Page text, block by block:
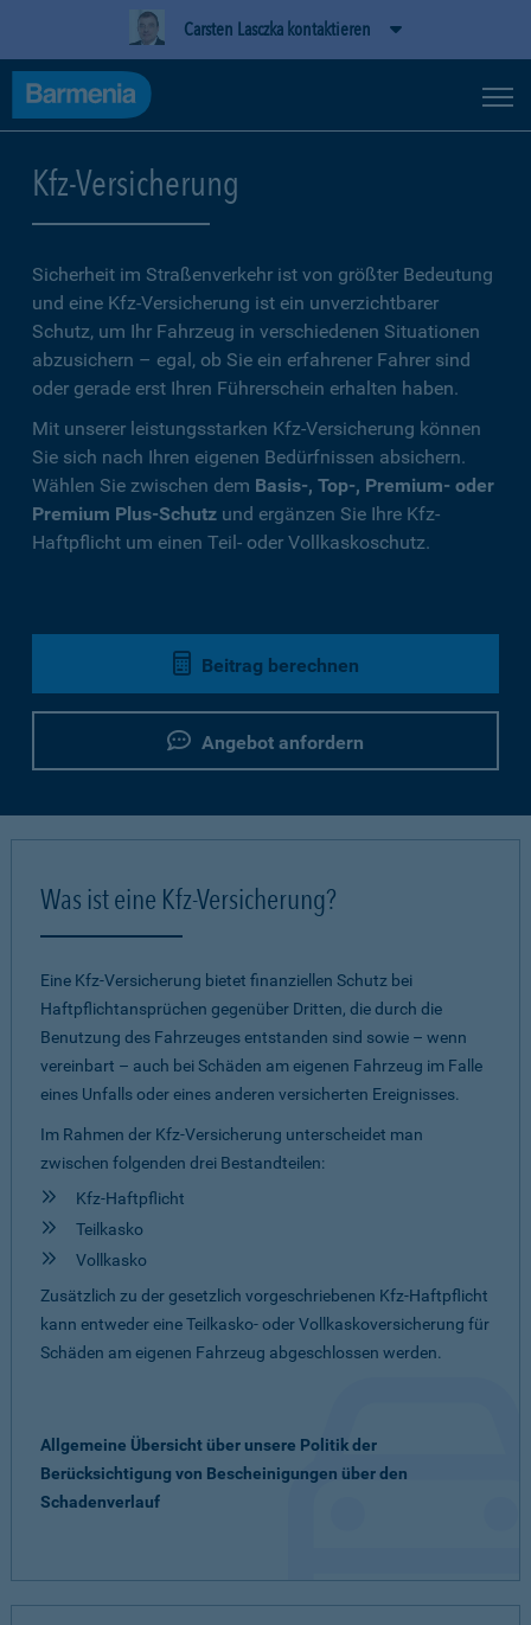
Carsten Lasczka kontaktieren
Kfz-Versicherung
Sicherheit im Straßenverkehr ist von größter Bedeutung
und eine Kfz-Versicherung ist ein unverzichtbarer
Schutz, um Ihr Fahrzeug in verschiedenen Situationen
abzusichern – egal, ob Sie ein erfahrener Fahrer sind
oder gerade erst Ihren Führerschein erhalten haben.
Mit unserer leistungsstarken Kfz-Versicherung können
Sie sich nach Ihren eigenen Bedürfnissen absichern.
Wählen Sie zwischen dem Basis-, Top-, Premium- oder
Premium Plus-Schutz und ergänzen Sie Ihre Kfz-
Haftpflicht um einen Teil- oder Vollkaskoschutz.
Beitrag berechnen
Angebot anfordern
Was ist eine Kfz-Versicherung?
Eine Kfz-Versicherung bietet finanziellen Schutz bei
Haftpflichtansprüchen gegenüber Dritten, die durch die
Benutzung des Fahrzeuges entstanden sind sowie – wenn
vereinbart – auch bei Schäden am eigenen Fahrzeug im Falle
eines Unfalls oder eines anderen versicherten Ereignisses.
Im Rahmen der Kfz-Versicherung unterscheidet man
zwischen folgenden drei Bestandteilen:
Kfz-Haftpflicht
Teilkasko
Vollkasko
Zusätzlich zu der gesetzlich vorgeschriebenen Kfz-Haftpflicht
kann entweder eine Teilkasko- oder Vollkaskoversicherung für
Schäden am eigenen Fahrzeug abgeschlossen werden.
Allgemeine Übersicht über unsere Politik der
Berücksichtigung von Bescheinigungen über den
Schadenverlauf